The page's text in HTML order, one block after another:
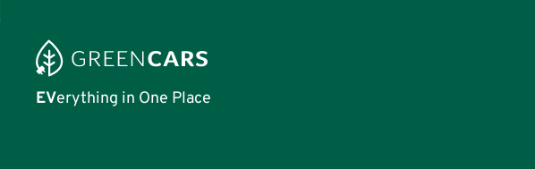
EVerything in One Place